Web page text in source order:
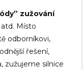
zužování
Místo
odborníkovi,
řešení,
zužujeme silnice